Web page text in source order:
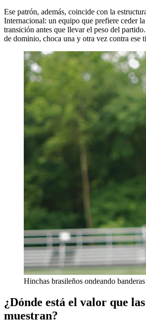
Ese patrón, además, coincide con la
Internacional: un equipo que prefiere ceder
transición antes que llevar el peso del
de dominio, choca una y otra vez contra ese
Hinchas brasileños ondeando
¿Dónde está el valor que
muestran?